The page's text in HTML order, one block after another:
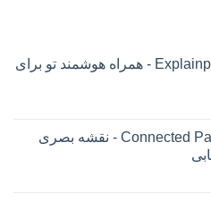
اکانت پرمیوم Explainpaper - همراه هوشمند تو برای
اکانت پرمیوم Connected Papers - نقشه بصری